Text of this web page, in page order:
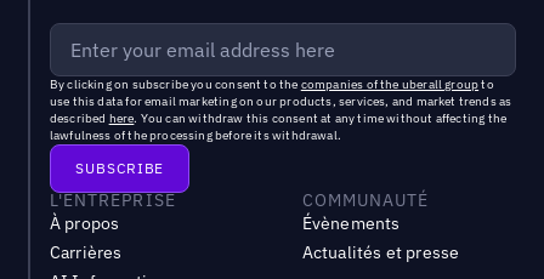
By clicking on subscribe you consent to the companies of the uberall groupto
use this data for email marketing on our products, services, and market trends as
described here. You can withdraw this consent at any time without affecting the
lawfulness of the processing before its withdrawal.
L'ENTREPRISE
À propos
Carrières
COMMUNAUTÉ
Évènements
Actualités et presse